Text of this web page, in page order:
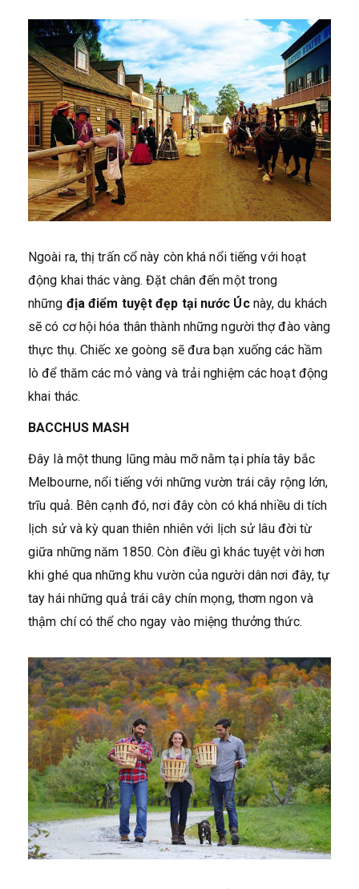
Ngoài ra, thị trấn cổ này còn khá nổi tiếng với hoạt
động khai thác vàng. Đặt chân đến một trong
những địa điểm tuyệt đẹp tại nước Úcnày, du khách
sẽ có cơ hội hóa thân thành những người thợ đào vàng
thực thụ. Chiếc xe goòng sẽ đưa bạn xuống các hầm
lò để thăm các mỏ vàng và trải nghiệm các hoạt động
khai thác.
BACCHUS MASH
Đây là một thung lũng màu mỡ nằm tại phía tây bắc
Melbourne, nổi tiếng với những vườn trái cây rộng lớn,
trĩu quả. Bên cạnh đó, nơi đây còn có khá nhiều di tích
lịch sử và kỳ quan thiên nhiên với lịch sử lâu đời từ
giữa những năm 1850. Còn điều gì khác tuyệt vời hơn
khi ghé qua những khu vườn của người dân nơi đây, tự
tay hái những quả trái cây chín mọng, thơm ngon và
thậm chí có thể cho ngay vào miệng thưởng thức.